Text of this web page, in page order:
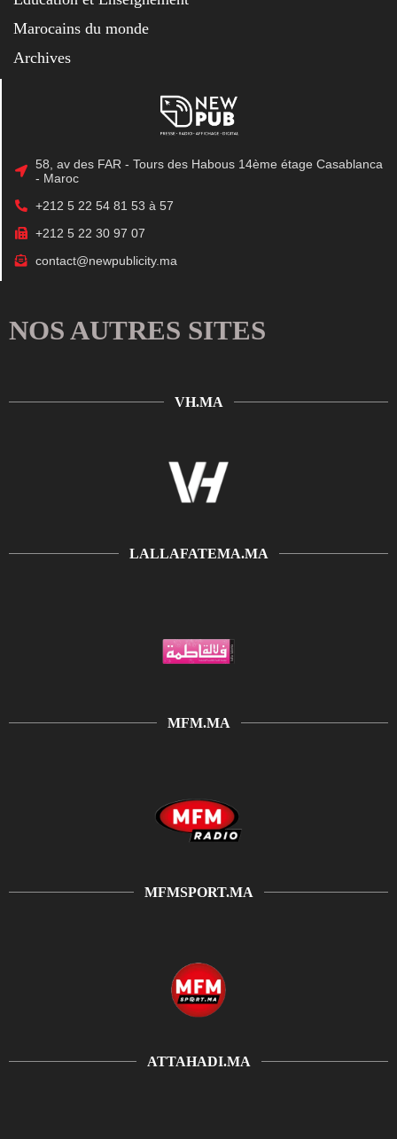
Marocains du monde
Archives
58, av des FAR - Tours des Habous 14ème étage Casablanca
- Maroc
+212 5 22 54 81 53 à 57
+212 5 22 30 97 07
contact@newpublicity.ma
NOS AUTRES SITES
VH.MA
LALLAFATEMA.MA
MFM.MA
MFMSPORT.MA
ATTAHADI.MA